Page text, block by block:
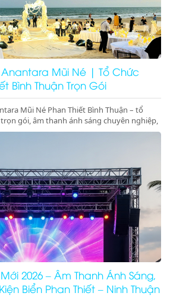
Anantara Mũi Né | Tổ Chức
Bình Thuận Trọn Gói
Mũi Né Phan Thiết Bình Thuận – tổ
gói, âm thanh ánh sáng chuyên nghiệp,
trọng, lãng mạn, đẳng cấp
2026 – Âm Thanh Ánh Sáng,
Biển Phan Thiết – Ninh Thuận